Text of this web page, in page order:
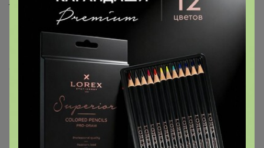
TS521 (т.бирюза) Футболка
мужская короткий рукав
G145-RD-6035 (джинс)
Футболка мужская короткий
Уважаемые участники, на
сайте очень большой
выбор сорочек,